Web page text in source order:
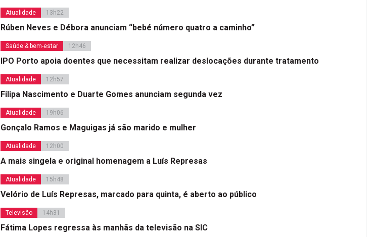
Atualidade 13h22
Rúben Neves e Débora anunciam “bebé número quatro a caminho”
Saúde & bem-estar 12h46
IPO Porto apoia doentes que necessitam realizar deslocações durante tratamento
Atualidade 12h57
Filipa Nascimento e Duarte Gomes anunciam segunda vez
Atualidade 19h06
Gonçalo Ramos e Maguigas já são marido e mulher
Atualidade 12h00
A mais singela e original homenagem a Luís Represas
Atualidade 15h48
Velório de Luís Represas, marcado para quinta, é aberto ao público
Televisão 14h31
Fátima Lopes regressa às manhãs da televisão na SIC